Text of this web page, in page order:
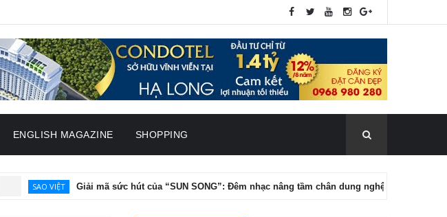
ENGLISH MAGAZINE SHOPPING
Giải mã sức hút của “SUN SONG”: Đêm nhạc nâng tầm chân dung nghệ thuật của Tăng Phúc